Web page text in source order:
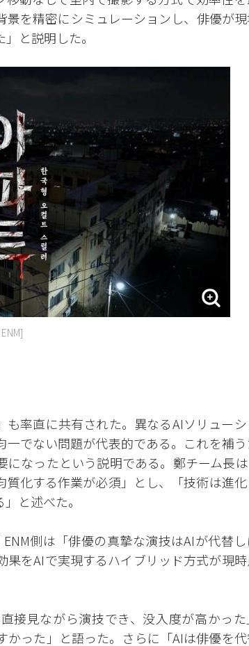
を精密にシミュレーションし、俳優が
と説明した。
率直に共有された。異なるAIソリュー
でない問題が代表的である。これを補
なったという説明である。鄭チーム長
化する作業が必須」とし、「技術は進
と述べた。
側は「俳優の真摯な演技はAIが代替し
をAIで実現するハイブリッド方式が現
接見ながら演技でき、没入度が高かった
った」と語った。さらに「AIは俳優を